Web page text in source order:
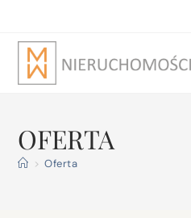
OFERTA
> Oferta